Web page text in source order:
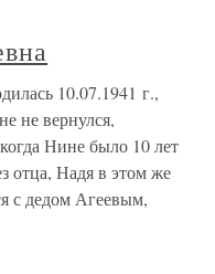
10.07.1941 г.,
не вернулся,
Нине было 10 лет
отца, Надя в этом же
с дедом Агеевым,